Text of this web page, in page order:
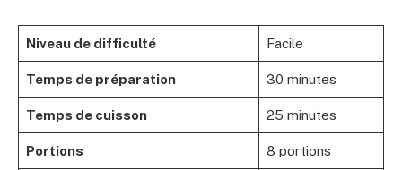
Niveau de difficulté Facile
Temps de préparation 30 minutes
Temps de cuisson 25 minutes
Portions 8 portions